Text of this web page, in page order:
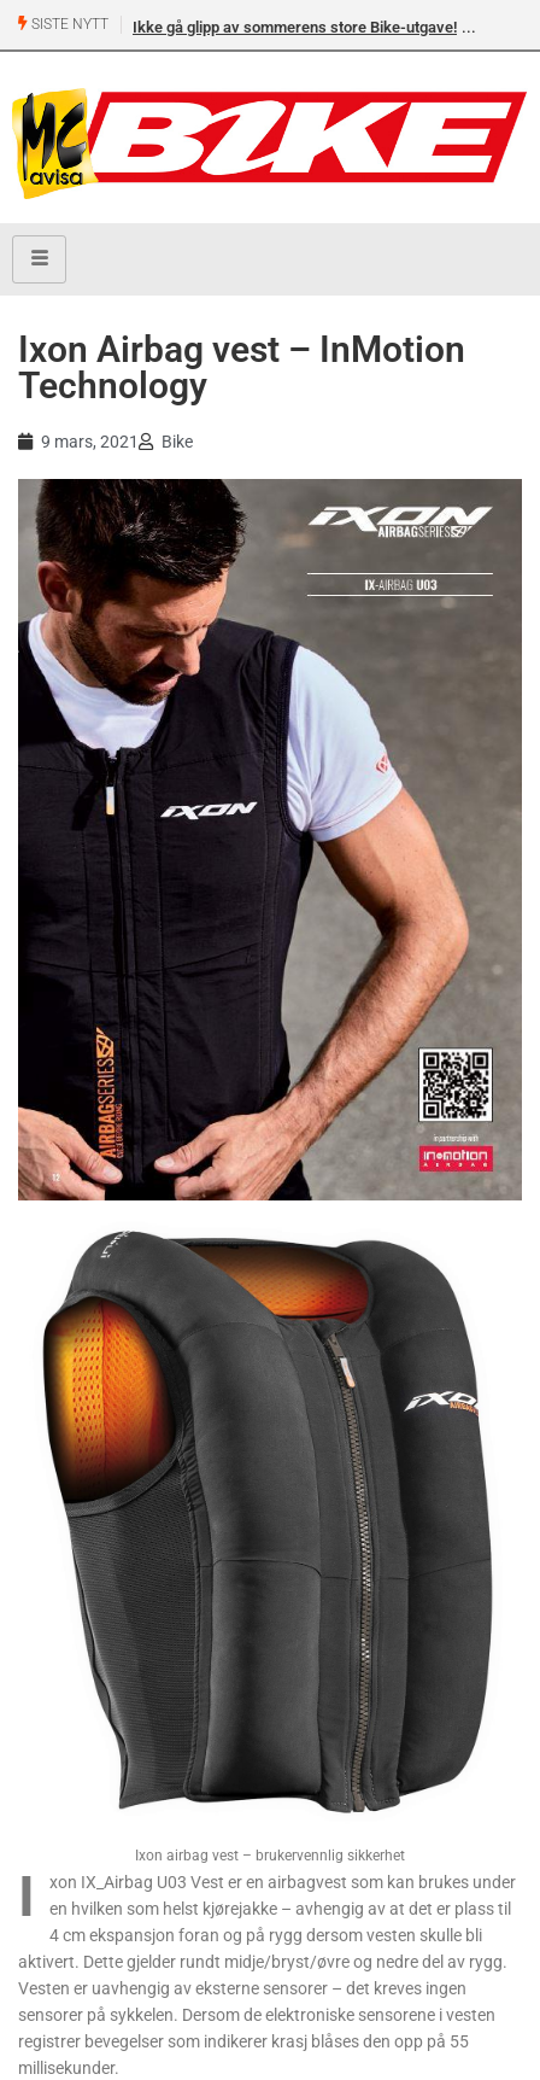
SISTE NYTT Ikke gå glipp av sommerens store Bike-utgave!
Ixon Airbag vest – InMotion
Technology
9 mars, 2021 Bike
Ixon airbag vest – brukervennlig sikkerhet
I
xon IX_Airbag U03 Vest er en airbagvest som kan brukes under
en hvilken som helst kjørejakke – avhengig av at det er plass til
4 cm ekspansjon foran og på rygg dersom vesten skulle bli
aktivert. Dette gjelder rundt midje/bryst/øvre og nedre del av rygg.
Vesten er uavhengig av eksterne sensorer – det kreves ingen
sensorer på sykkelen. Dersom de elektroniske sensorene i vesten
registrer bevegelser som indikerer krasj blåses den opp på 55
millisekunder.